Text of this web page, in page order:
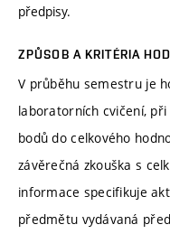
předpisy.
ZPŮSOB A KRITÉRIA
V průběhu semestru je
laboratorních cvičení,
bodů do celkového
závěrečná zkouška s
informace specifikuje
předmětu vydávaná